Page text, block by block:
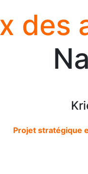
des
Projet stratégique